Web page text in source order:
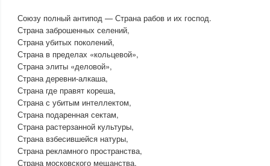
Союзу полный антипод — Страна рабов и их господ.
Страна заброшенных селений,
Страна убитых поколений,
Страна в пределах «кольцевой»,
Страна элиты «деловой»,
Страна деревни-алкаша,
Страна где правят кореша,
Страна с убитым интеллектом,
Страна подаренная сектам,
Страна растерзанной культуры,
Страна взбесившейся натуры,
Страна рекламного пространства,
Страна московского мещанства,